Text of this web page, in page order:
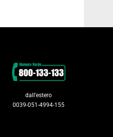
Contatti
dall'estero
0039-051-4994-155